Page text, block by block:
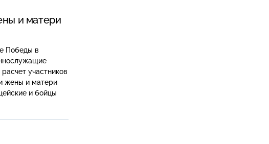
и матери
Победы в
участников
жены и матери
и бойцы